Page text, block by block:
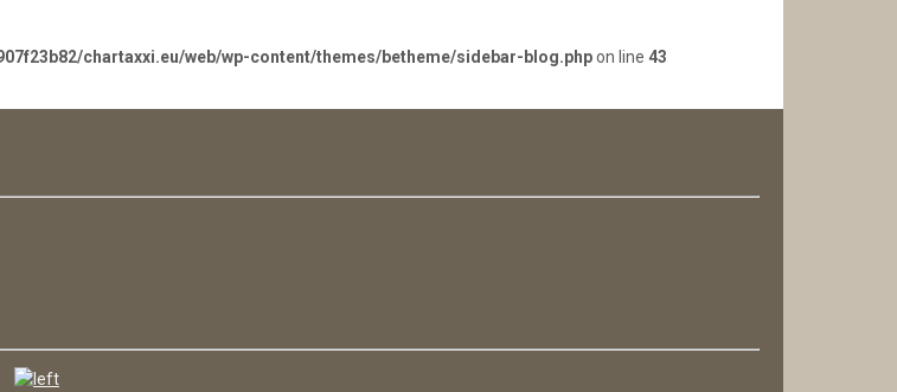
chartaxxi.eu/web/wp-content/themes/betheme/sidebar-blog.phpon line 43